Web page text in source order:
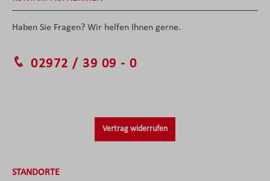
Haben Sie Fragen? Wir helfen Ihnen gerne.
02972 / 39 09 - 0
Vertrag widerrufen
STANDORTE